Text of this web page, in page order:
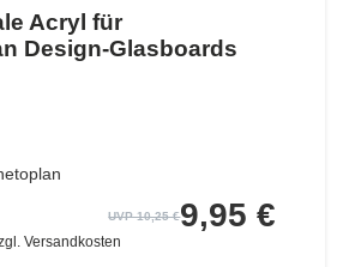
Acryl für
Design-Glasboards
UVP 10,25 €9,95 €
Versandkosten